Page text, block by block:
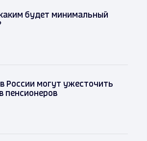
будет минимальный
России могут ужесточить
пенсионеров